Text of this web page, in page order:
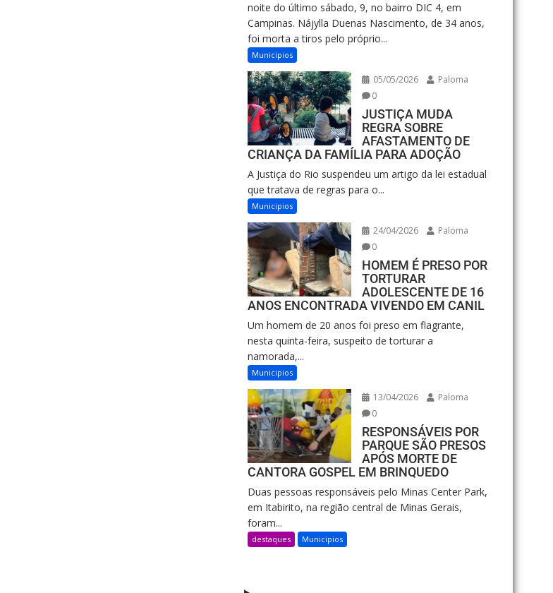
noite do último sábado, 9, no bairro DIC 4, em
Campinas. Nájylla Duenas Nascimento, de 34 anos,
foi morta a tiros pelo próprio...
Municipios
05/05/2026
Paloma
0
JUSTIÇA MUDA
REGRA SOBRE
AFASTAMENTO DE
CRIANÇA DA FAMÍLIA PARA ADOÇÃO
A Justiça do Rio suspendeu um artigo da lei estadual
que tratava de regras para o...
Municipios
24/04/2026
Paloma
0
HOMEM É PRESO POR
TORTURAR
ADOLESCENTE DE 16
ANOS ENCONTRADA VIVENDO EM CANIL
Um homem de 20 anos foi preso em flagrante,
nesta quinta-feira, suspeito de torturar a
namorada,...
Municipios
13/04/2026
Paloma
0
RESPONSÁVEIS POR
PARQUE SÃO PRESOS
APÓS MORTE DE
CANTORA GOSPEL EM BRINQUEDO
Duas pessoas responsáveis pelo Minas Center Park,
em Itabirito, na região central de Minas Gerais,
foram...
destaques Municipios